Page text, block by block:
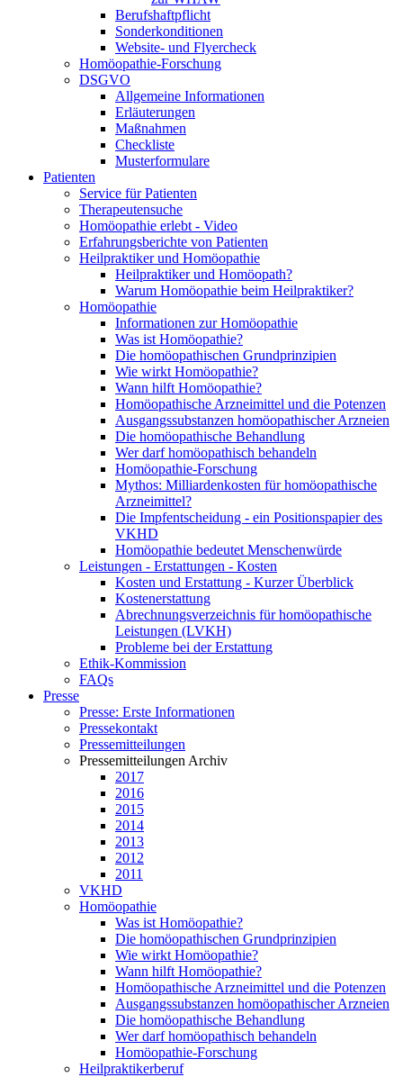
Berufshaftpflicht
Sonderkonditionen
Website- und Flyercheck
Homöopathie-Forschung
DSGVO
Allgemeine Informationen
Erläuterungen
Maßnahmen
Checkliste
Musterformulare
Patienten
Service für Patienten
Therapeutensuche
Homöopathie erlebt - Video
Erfahrungsberichte von Patienten
Heilpraktiker und Homöopathie
Heilpraktiker und Homöopath?
Warum Homöopathie beim Heilpraktiker?
Homöopathie
Informationen zur Homöopathie
Was ist Homöopathie?
Die homöopathischen Grundprinzipien
Wie wirkt Homöopathie?
Wann hilft Homöopathie?
Homöopathische Arzneimittel und die Potenzen
Ausgangssubstanzen homöopathischer Arzneien
Die homöopathische Behandlung
Wer darf homöopathisch behandeln
Homöopathie-Forschung
Mythos: Milliardenkosten für homöopathische
Arzneimittel?
Die Impfentscheidung - ein Positionspapier des
VKHD
Homöopathie bedeutet Menschenwürde
Leistungen - Erstattungen - Kosten
Kosten und Erstattung - Kurzer Überblick
Kostenerstattung
Abrechnungsverzeichnis für homöopathische
Leistungen (LVKH)
Probleme bei der Erstattung
Ethik-Kommission
FAQs
Presse
Presse: Erste Informationen
Pressekontakt
Pressemitteilungen
Pressemitteilungen Archiv
2017
2016
2015
2014
2013
2012
2011
VKHD
Homöopathie
Was ist Homöopathie?
Die homöopathischen Grundprinzipien
Wie wirkt Homöopathie?
Wann hilft Homöopathie?
Homöopathische Arzneimittel und die Potenzen
Ausgangssubstanzen homöopathischer Arzneien
Die homöopathische Behandlung
Wer darf homöopathisch behandeln
Homöopathie-Forschung
Heilpraktikerberuf